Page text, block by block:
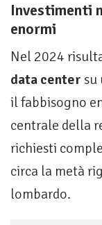
Investimenti
enormi
Nel 2024
data center su
il fabbisogno
centrale della
richiesti
circa la metà
lombardo.